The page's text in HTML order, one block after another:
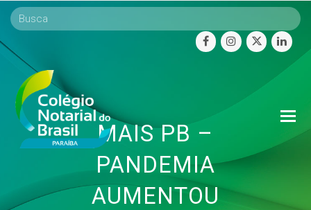
facebookinstagram
twitter
MAIS PB –
PANDEMIA
AUMENTOU